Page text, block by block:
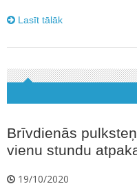
Lasīt tālāk
Brīvdienās
vienu stundu
19/10/2020